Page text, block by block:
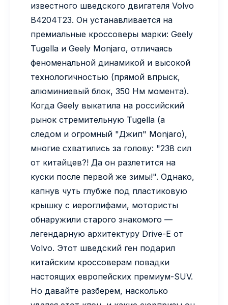
известного шведского двигателя Volvo
B4204T23. Он устанавливается на
премиальные кроссоверы марки: Geely
Tugella и Geely Monjaro, отличаясь
феноменальной динамикой и высокой
технологичностью (прямой впрыск,
алюминиевый блок, 350 Нм момента).
Когда Geely выкатила на российский
рынок стремительную Tugella (а
следом и огромный "Джип" Monjaro),
многие схватились за голову: "238 сил
от китайцев?! Да он разлетится на
куски после первой же зимы!". Однако,
капнув чуть глубже под пластиковую
крышку с иероглифами, мотористы
обнаружили старого знакомого —
легендарную архитектуру Drive-E от
Volvo. Этот шведский ген подарил
китайским кроссоверам повадки
настоящих европейских премиум-SUV.
Но давайте разберем, насколько